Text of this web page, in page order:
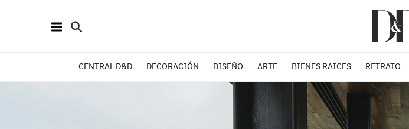
CENTRAL D&D DECORACIÓN DISEÑO ARTE BIENES RAICES RETRATO